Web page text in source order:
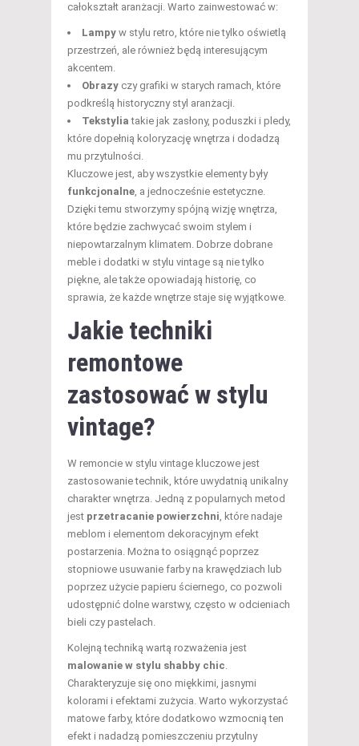
całokształt aranżacji. Warto zainwestować w:
Lampy w stylu retro, które nie tylko oświetlą
przestrzeń, ale również będą interesującym
akcentem.
Obrazy czy grafiki w starych ramach, które
podkreślą historyczny styl aranżacji.
Tekstylia takie jak zasłony, poduszki i pledy,
które dopełnią koloryzację wnętrza i dodadzą
mu przytulności.
Kluczowe jest, aby wszystkie elementy były
funkcjonalne, a jednocześnie estetyczne.
Dzięki temu stworzymy spójną wizję wnętrza,
które będzie zachwycać swoim stylem i
niepowtarzalnym klimatem. Dobrze dobrane
meble i dodatki w stylu vintage są nie tylko
piękne, ale także opowiadają historię, co
sprawia, że każde wnętrze staje się wyjątkowe.
Jakie techniki
remontowe
zastosować w stylu
vintage?
W remoncie w stylu vintage kluczowe jest
zastosowanie technik, które uwydatnią unikalny
charakter wnętrza. Jedną z popularnych metod
jest przetracanie powierzchni, które nadaje
meblom i elementom dekoracyjnym efekt
postarzenia. Można to osiągnąć poprzez
stopniowe usuwanie farby na krawędziach lub
poprzez użycie papieru ściernego, co pozwoli
udostępnić dolne warstwy, często w odcieniach
bieli czy pastelach.
Kolejną techniką wartą rozważenia jest
malowanie w stylu shabby chic.
Charakteryzuje się ono miękkimi, jasnymi
kolorami i efektami zużycia. Warto wykorzystać
matowe farby, które dodatkowo wzmocnią ten
efekt i nadadzą pomieszczeniu przytulny